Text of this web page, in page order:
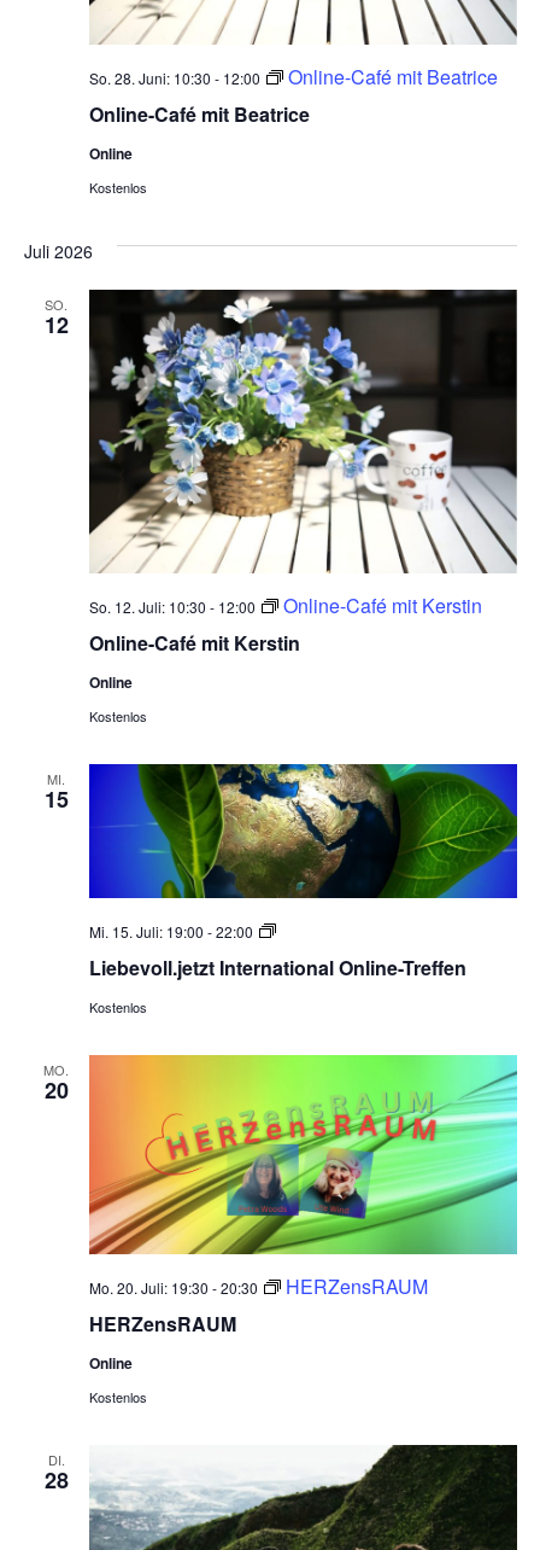
Online-Café mit Beatrice
So. 28. Juni: 10:30 - 12:00 Online-Café mit Beatrice
Online
Kostenlos
Juli 2026
SO.
12
Online-Café mit Kerstin
So. 12. Juli: 10:30 - 12:00 Online-Café mit Kerstin
Online
Kostenlos
MI.
15
Liebevoll.jetzt International Online-Treffen
Mi. 15. Juli: 19:00 -22:00
Liebevoll.jetzt
International
Online-
Kostenlos
MO.
20
HERZensRAUM
Mo. 20. Juli: 19:30 -20:30 HERZensRAUM
Online
Kostenlos
DI.
28